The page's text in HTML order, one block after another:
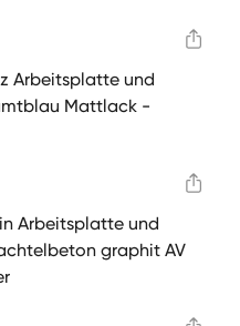
Arbeitsplatte und
Mattlack -
Arbeitsplatte und
graphit AV